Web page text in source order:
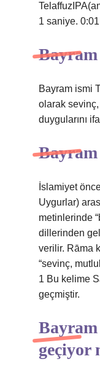
1 saniye.
Bayram
Bayram ismi
olarak
duygularını
İslamiyet
Uygurlar)
metinlerinde
dillerinden
verilir. Rāma
“sevinç,
1 Bu kelime
geçmiştir.
geçiyor